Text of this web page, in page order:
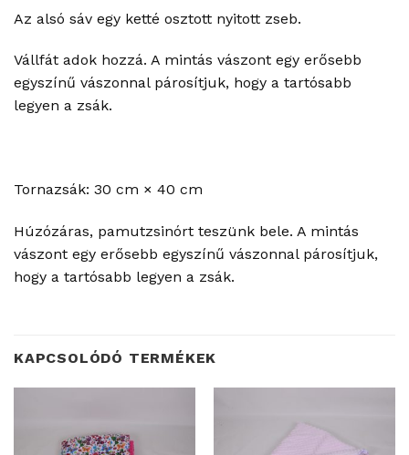
Az alsó sáv egy ketté osztott nyitott zseb.
Vállfát adok hozzá. A mintás vászont egy erősebb
egyszínű vászonnal párosítjuk, hogy a tartósabb
legyen a zsák.
Tornazsák: 30 cm × 40 cm
Húzózáras, pamutzsinórt teszünk bele. A mintás
vászont egy erősebb egyszínű vászonnal párosítjuk,
hogy a tartósabb legyen a zsák.
KAPCSOLÓDÓ TERMÉKEK